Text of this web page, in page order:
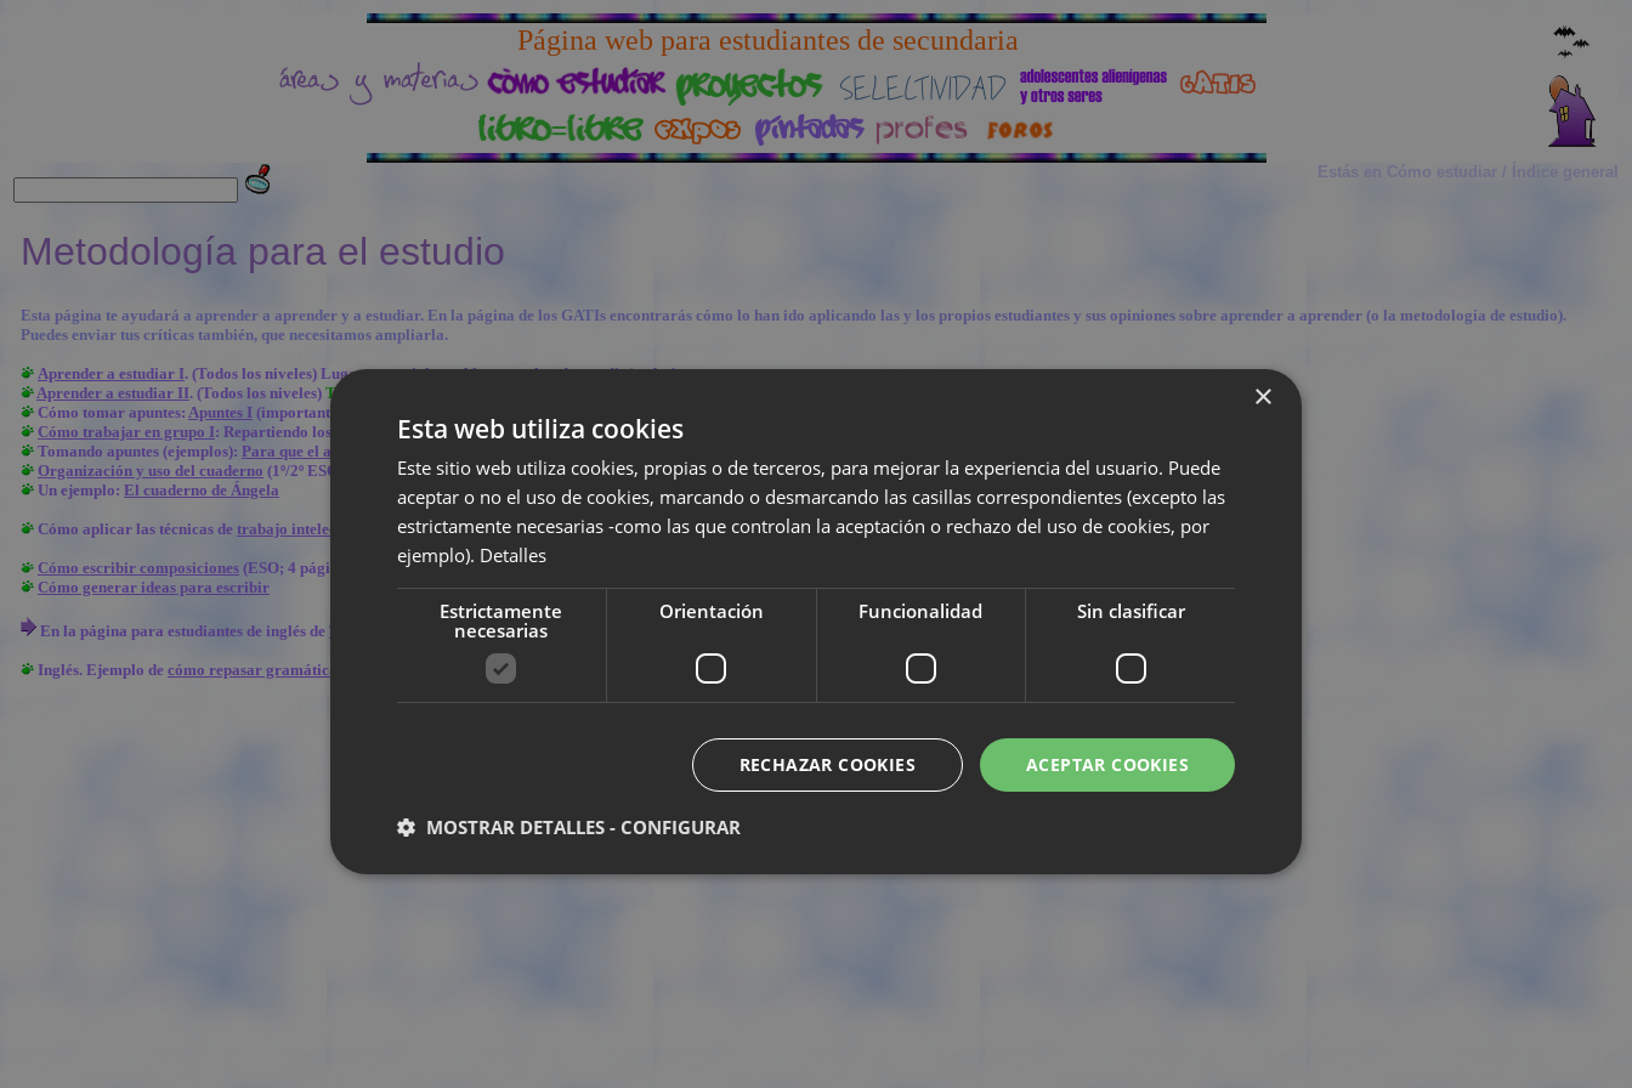
Página web para estudiantes de secundaria
Estás en Cómo estudiar / Índice general
Metodología para el estudio
Esta página te ayudará a aprender a aprender y a estudiar. En la página de los GATIs encontrarás cómo lo han ido aplicando las y los propios estudiantes y sus opiniones sobre aprender a aprender (o la metodología de estudio).
Puedes enviar tus críticas también, que necesitamos ampliarla.
Aprender a estudiar I. (Todos los niveles) Lugar, materiales, tabla para plan de estudio/trabajo.
Aprender a estudiar II. (Todos los niveles) Técnicas
Cómo tomar apuntes: Apuntes I (importantísimo)
Cómo trabajar en grupo I: Repartiendo los papeles/roles (extraído de ¿Qué son los GATIs?)
Tomando apuntes (ejemplos): Para que el amor funcione
Organización y uso del cuaderno (1º/2º ESO; 3 páginas)
Un ejemplo: El cuaderno de Ángela
Cómo aplicar las técnicas de trabajo intelectual (TTI) al amor: esto es broma, claro. Concartelhumorístico para semana cultural. En el cartel hay un cuadro sinóptico.
Cómo escribir composiciones (ESO; 4 páginas). En la página 3 está un ejemplo de borrador o esquema. Hay explicaciones y un ejemplo práctico de composición corregida.
Cómo generar ideas para escribir
En la página para estudiantes de inglés de Talking People hay una sección How to Learn, que está muy bien!
Inglés. Ejemplo de cómo repasar gramática usando un texto humorísitico (Bachillerato; 2 páginas).
×
Esta web utiliza cookies
Este sitio web utiliza cookies, propias o de terceros, para mejorar la experiencia del usuario. Puede
aceptar o no el uso de cookies, marcando o desmarcando las casillas correspondientes (excepto las
estrictamente necesarias -como las que controlan la aceptación o rechazo del uso de cookies, por
ejemplo). Detalles
Estrictamente
necesarias
Orientación Funcionalidad Sin clasificar
ACEPTAR COOKIES
RECHAZAR COOKIES
MOSTRAR DETALLES - CONFIGURAR